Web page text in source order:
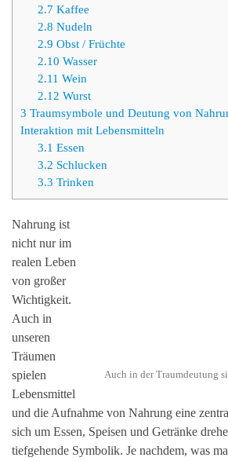
2.7 Kaffee
2.8 Nudeln
2.9 Obst / Früchte
2.10 Wasser
2.11 Wein
2.12 Wurst
3 Traumsymbole und Deutung von
Interaktion mit Lebensmitteln
3.1 Essen
3.2 Schlucken
3.3 Trinken
Auch in der Traumdeutung
Nahrung ist
nicht nur im
realen Leben
von großer
Wichtigkeit.
Auch in
unseren
Träumen
spielen
Lebensmittel
und die Aufnahme von Nahrung eine
sich um Essen, Speisen und Getränke
tiefgehende Symbolik. Je nachdem, was